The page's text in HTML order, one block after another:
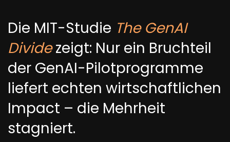
Die MIT-Studie The GenAI
Dividezeigt: Nur ein Bruchteil
der GenAI-Pilotprogramme
liefert echten wirtschaftlichen
Impact – die Mehrheit
stagniert.